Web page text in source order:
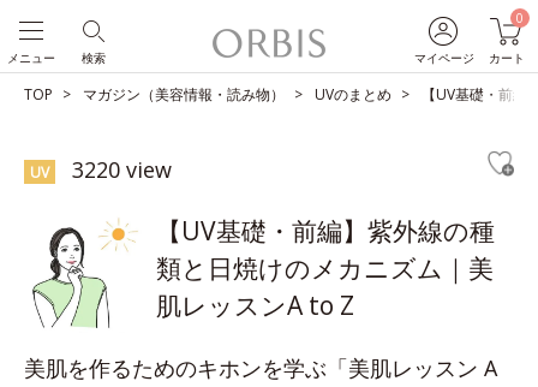
マイページ
0
カート
検索
メニュー
TOP マガジン（美容情報・読み物） UVのまとめ 【UV基礎・前
UV 3220 view
【UV基礎・前編】紫外線の種
類と日焼けのメカニズム｜美
肌レッスンA to Z
美肌を作るためのキホンを学ぶ「美肌レッスン A